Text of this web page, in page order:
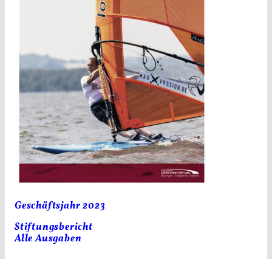
Geschäftsjahr 2023
Stiftungsbericht
Alle Ausgaben